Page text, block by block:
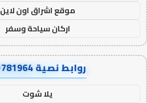
موقع اشراق اون لاين
اركان سياحة وسفر
روابط نصية FD781964
يلا شوت